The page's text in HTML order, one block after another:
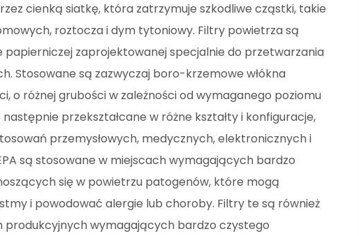
cienką siatkę, która zatrzymuje szkodliwe cząstki, takie
roztocza i dym tytoniowy. Filtry powietrza są
papierniczej zaprojektowanej specjalnie do przetwarzania
Stosowane są zazwyczaj boro-krzemowe włókna
o różnej grubości w zależności od wymaganego poziomu
przekształcane w różne kształty i konfiguracje,
przemysłowych, medycznych, elektronicznych i
są stosowane w miejscach wymagających bardzo
się w powietrzu patogenów, które mogą
i powodować alergie lub choroby. Filtry te są również
produkcyjnych wymagających bardzo czystego